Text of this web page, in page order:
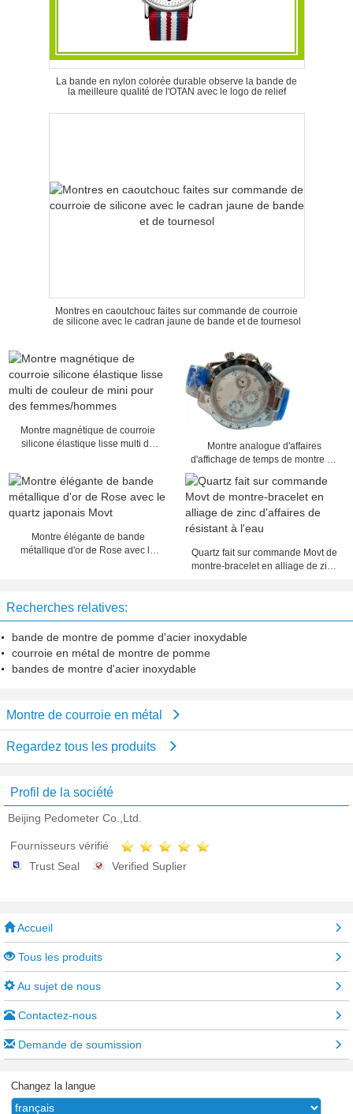
La bande en nylon colorée durable observe la bande de
la meilleure qualité de l'OTAN avec le logo de relief
Montres en caoutchouc faites sur commande de courroie
de silicone avec le cadran jaune de bande et de tournesol
Montre magnétique de courroie
silicone élastique lisse multi de
Montre analogue d'affaires
d'affichage de temps de montre de
quartz d'hommes de courroie en
métal
Montre élégante de bande
métallique d'or de Rose avec le
Quartz fait sur commande Movt de
montre-bracelet en alliage de zinc
Recherches relatives:
bande de montre de pomme d'acier inoxydable
courroie en métal de montre de pomme
bandes de montre d'acier inoxydable
Montre de courroie en métal
Regardez tous les produits
Profil de la société
Beijing Pedometer Co.,Ltd.
Fournisseurs vérifié
Trust Seal
Verified Suplier
Accueil
Tous les produits
Au sujet de nous
Contactez-nous
Demande de soumission
Changez la langue